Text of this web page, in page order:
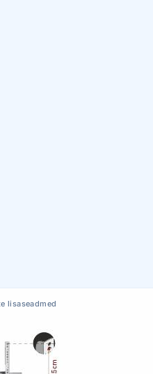
lisaseadmed